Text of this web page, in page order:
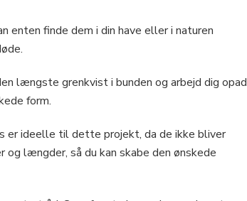
enten finde dem i din have eller i naturen
længste grenkvist i bunden og arbejd dig opad
form.
ideelle til dette projekt, da de ikke bliver
og længder, så du kan skabe den ønskede